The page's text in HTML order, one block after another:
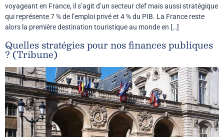
voyageant en France, il s’agit d’un secteur clef mais aussi stratégique
qui représente 7 % de l’emploi privé et 4 % du PIB. La France reste
alors la première destination touristique au monde en […]
Quelles stratégies pour nos finances publiques
? (Tribune)